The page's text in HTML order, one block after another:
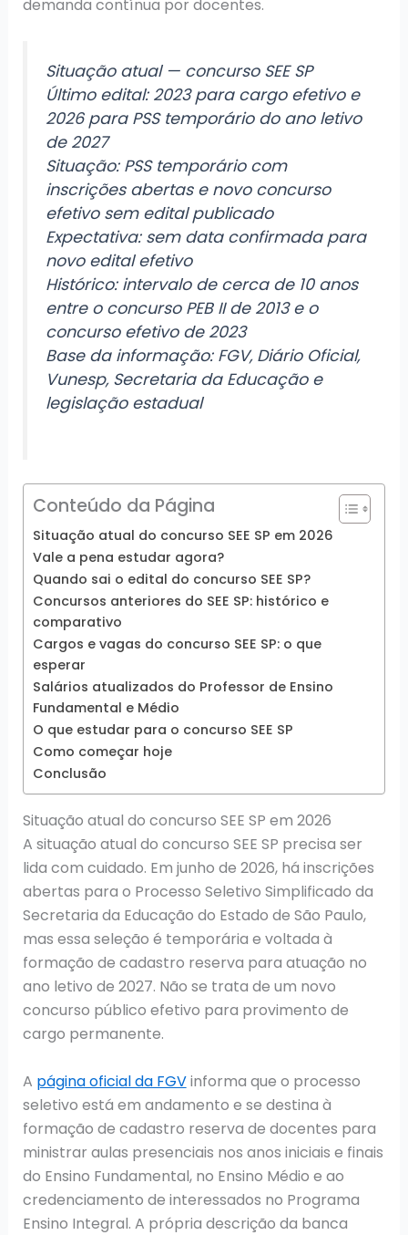
demanda contínua por docentes.
Situação atual — concurso SEE SP
Último edital: 2023 para cargo efetivo e
2026 para PSS temporário do ano letivo
de 2027
Situação: PSS temporário com
inscrições abertas e novo concurso
efetivo sem edital publicado
Expectativa: sem data confirmada para
novo edital efetivo
Histórico: intervalo de cerca de 10 anos
entre o concurso PEB II de 2013 e o
concurso efetivo de 2023
Base da informação: FGV, Diário Oficial,
Vunesp, Secretaria da Educação e
legislação estadual
Conteúdo da Página
Situação atual do concurso SEE SP em 2026
Vale a pena estudar agora?
Quando sai o edital do concurso SEE SP?
Concursos anteriores do SEE SP: histórico e
comparativo
Cargos e vagas do concurso SEE SP: o que
esperar
Salários atualizados do Professor de Ensino
Fundamental e Médio
O que estudar para o concurso SEE SP
Como começar hoje
Conclusão
Situação atual do concurso SEE SP em 2026
A situação atual do concurso SEE SP precisa ser
lida com cuidado. Em junho de 2026, há inscrições
abertas para o Processo Seletivo Simplificado da
Secretaria da Educação do Estado de São Paulo,
mas essa seleção é temporária e voltada à
formação de cadastro reserva para atuação no
ano letivo de 2027. Não se trata de um novo
concurso público efetivo para provimento de
cargo permanente.
A página oficial da FGVinforma que o processo
seletivo está em andamento e se destina à
formação de cadastro reserva de docentes para
ministrar aulas presenciais nos anos iniciais e finais
do Ensino Fundamental, no Ensino Médio e ao
credenciamento de interessados no Programa
Ensino Integral. A própria descrição da banca